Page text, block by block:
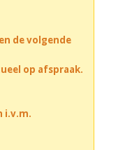
de volgende
op afspraak.
i.v.m.